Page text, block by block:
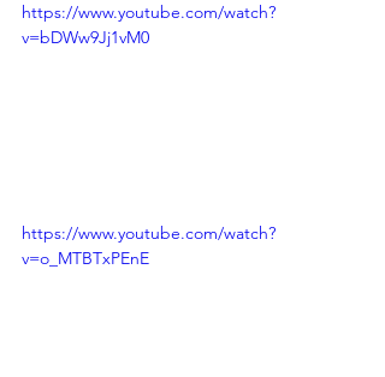
https://www.youtube.com/watch?
v=bDWw9Jj1vM0
https://www.youtube.com/watch?
v=o_MTBTxPEnE